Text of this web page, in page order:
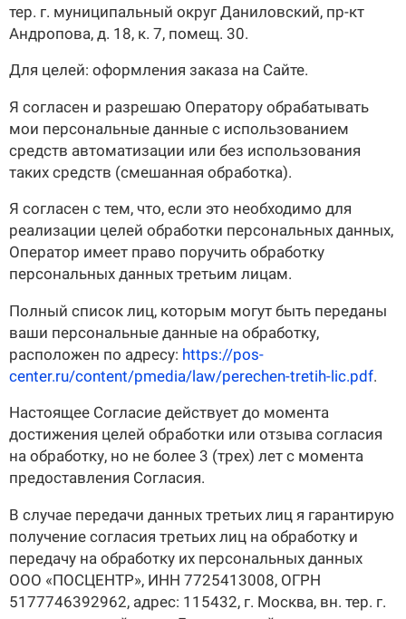
тер. г. муниципальный округ Даниловский, пр-кт
Андропова, д. 18, к. 7, помещ. 30.
Для целей: оформления заказа на Сайте.
Я согласен и разрешаю Оператору обрабатывать
мои персональные данные с использованием
средств автоматизации или без использования
таких средств (смешанная обработка).
Я согласен с тем, что, если это необходимо для
реализации целей обработки персональных данных,
Оператор имеет право поручить обработку
персональных данных третьим лицам.
Полный список лиц, которым могут быть переданы
ваши персональные данные на обработку,
расположен по адресу: https://pos-
center.ru/content/pmedia/law/perechen-tretih-lic.pdf.
Настоящее Согласие действует до момента
достижения целей обработки или отзыва согласия
на обработку, но не более 3 (трех) лет с момента
предоставления Согласия.
В случае передачи данных третьих лиц я гарантирую
получение согласия третьих лиц на обработку и
передачу на обработку их персональных данных
ООО «ПОСЦЕНТР», ИНН 7725413008, ОГРН
5177746392962, адрес: 115432, г. Москва, вн. тер. г.